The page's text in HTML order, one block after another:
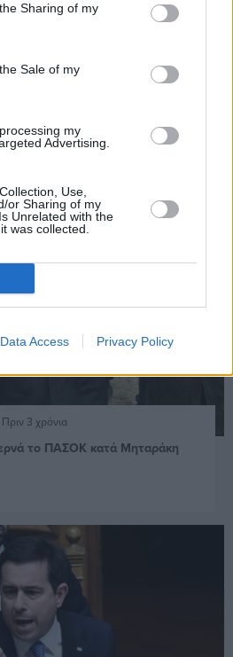
Sharing of my
Sale of my
my
Advertising.
Use,
or Sharing of my
Unrelated with the
was collected.
Data Access Privacy Policy
105 εκατ. ευρώ για την απόκτηση 50
Πριν 3 χρόνια
το ΠΑΣΟΚ κατά Μηταράκη